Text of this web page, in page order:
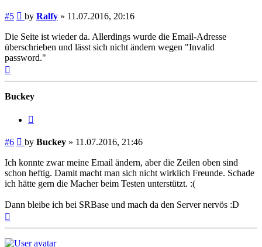
#5 Post
by Ralfy » 11.07.2016, 20:16
Die Seite ist wieder da. Allerdings wurde die Email-Adresse
überschrieben und lässt sich nicht ändern wegen "Invalid
password."
Buckey
#6 Post
by Buckey » 11.07.2016, 21:46
Ich konnte zwar meine Email ändern, aber die Zeilen oben sind
schon heftig. Damit macht man sich nicht wirklich Freunde. Schade
ich hätte gern die Macher beim Testen unterstützt. :(
Dann bleibe ich bei SRBase und mach da den Server nervös :D